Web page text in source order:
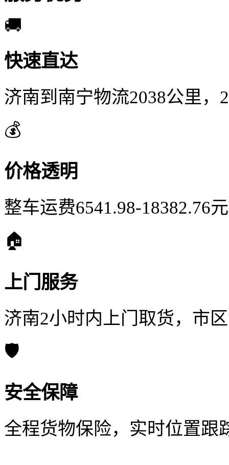
🚚
快速直达
济南到南宁物流2038公里
💰
价格透明
整车运费6541.98-18382.76
🏠
上门服务
济南2小时内上门取货，市
🛡️
安全保障
全程货物保险，实时位置跟